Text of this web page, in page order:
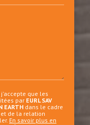
que les
par EURL SAV
EARTH dans le cadre
de la relation
En savoir plus en